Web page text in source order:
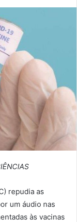
repudia as
um áudio nas
às vacinas